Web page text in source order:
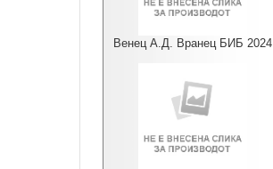
Венец А.Д. Вранец БИБ 2024